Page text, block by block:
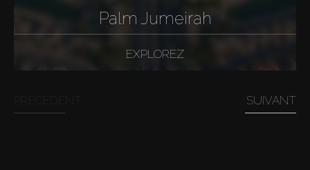
Palm Jumeirah
EXPLOREZ
SUIVANT